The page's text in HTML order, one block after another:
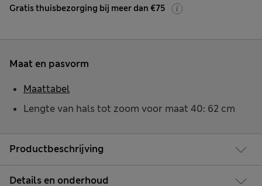
Gratis thuisbezorging bij meer dan €75
Productbeschrijving
Details en onderhoud
Maat en pasvorm
Lengte van hals tot zoom voor maat 40: 62 cm
Maattabel